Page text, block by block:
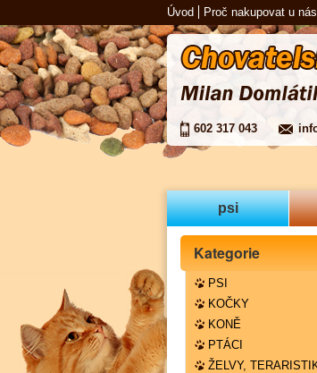
Úvod Proč nakupovat u
602 317 043
psi
Kategorie
PSI
KOČKY
KONĚ
PTÁCI
ŽELVY,